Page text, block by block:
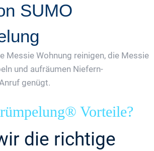
SUMO
Messie Wohnung reinigen, die Messie
und aufräumen Niefern-
genügt.
Vorteile?
die richtige